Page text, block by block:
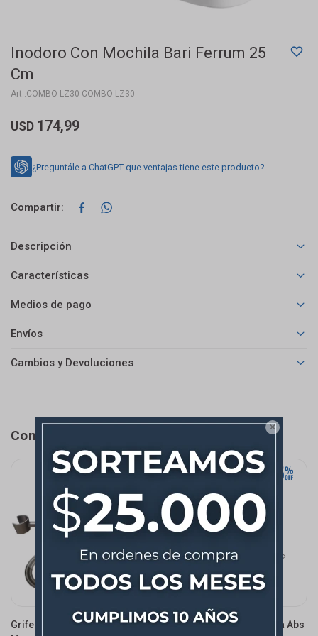

Inodoro Con Mochila Bari Ferrum 25
Cm
COMBO-LZ30-COMBO-LZ30
USD 174,99
¿Preguntále a ChatGPT que ventajas tiene este producto?
 
Descripción
Características
Medios de pago
Envíos
Cambios y Devoluciones
Completá tu compra
Grifería De Ducha Higiénica
Pico Para Ducha Higiénica Abs